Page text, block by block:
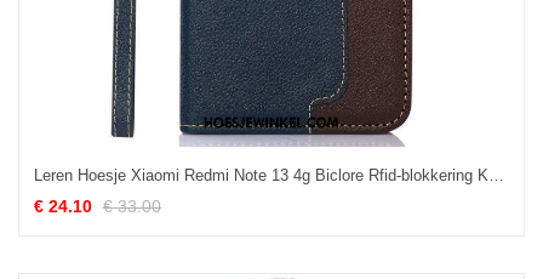
Leren Hoesje Xiaomi Redmi Note 13 4g Biclore Rfid-blokkering Khazneh Bescherming Hoesje
€ 24.10 € 33.00